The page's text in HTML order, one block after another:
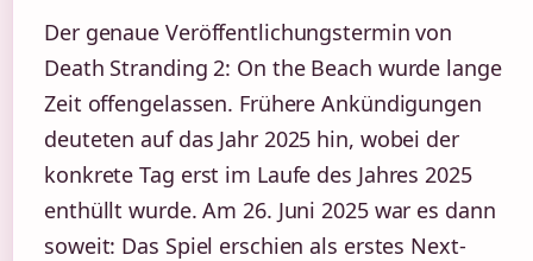
Der genaue Veröffentlichungstermin von
Death Stranding 2: On the Beach wurde lange
Zeit offengelassen. Frühere Ankündigungen
deuteten auf das Jahr 2025 hin, wobei der
konkrete Tag erst im Laufe des Jahres 2025
enthüllt wurde. Am 26. Juni 2025 war es dann
soweit: Das Spiel erschien als erstes Next-